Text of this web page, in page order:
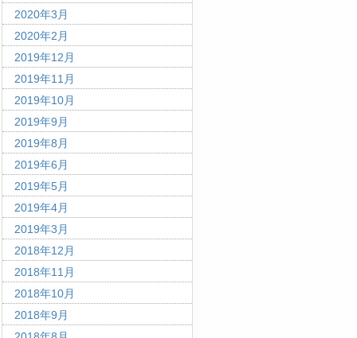
2020年3月
2020年2月
2019年12月
2019年11月
2019年10月
2019年9月
2019年8月
2019年6月
2019年5月
2019年4月
2019年3月
2018年12月
2018年11月
2018年10月
2018年9月